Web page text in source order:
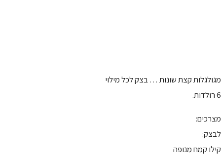
מגולגלות קצת שונות … בצק לכל מילוי
6 רולדות.
מצרכים:
לבצק:
קילו קמח מנופה